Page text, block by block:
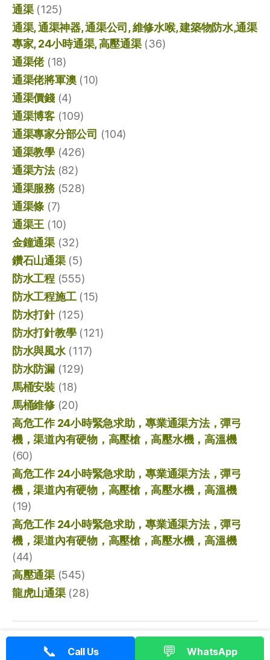
通渠(125)
通渠, 通渠神器, 通渠公司, 維修水喉, 建築物防水,通渠
專家, 24小時通渠, 高壓通渠(36)
通渠佬(18)
通渠佬將軍澳(10)
通渠價錢(4)
通渠博客(109)
通渠專家分部公司 (104)
通渠教學(426)
通渠方法(82)
通渠服務(528)
通渠條 (7)
通渠王 (10)
金鐘通渠(32)
鑽石山通渠(5)
防水工程(555)
防水工程施工(15)
防水打針(125)
防水打針教學(121)
防水與風水(117)
防水防漏(129)
馬桶安裝(18)
馬桶維修(20)
高危工作 24小時緊急求助，專業通渠方法，彈弓
機，渠道內有硬物，高壓槍，高壓水機，高溫機
(60)
高危工作 24小時緊急求助，專業通渠方法，彈弓
機，渠道內有硬物，高壓槍，高壓水機，高溫機
(19)
高危工作 24小時緊急求助，專業通渠方法，彈弓
機，渠道內有硬物，高壓槍，高壓水機，高溫機
(44)
高壓通渠(545)
龍虎山通渠(28)
© 2026 香港通渠專家 向上
📞 Call Us 💬 WhatsApp